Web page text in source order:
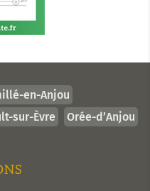
en-Anjou
sur-Èvre
Orée-d’Anjou